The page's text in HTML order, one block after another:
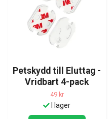
Petskydd till Eluttag -
Vridbart 4-pack
49 kr
I lager